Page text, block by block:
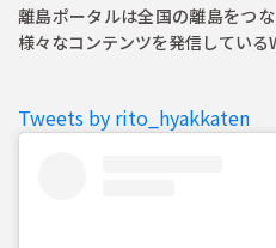
離島ポータルは全国の離島をつ
様々なコンテンツを発信してい
Tweets by rito_hyakkaten